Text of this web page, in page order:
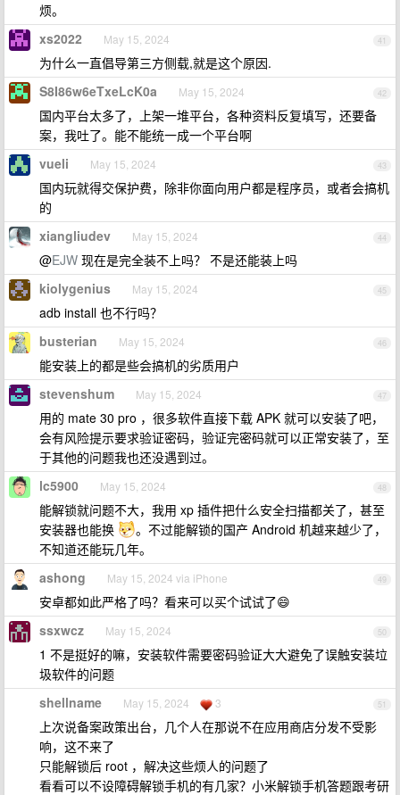
烦。
41
xs2022 May 15, 2024
为什么一直倡导第三方侧载,就是这个原因.
42
S8I86w6eTxeLcK0a May 15, 2024
国内平台太多了，上架一堆平台，各种资料反复填写，还要备
案，我吐了。能不能统一成一个平台啊
43
vueli May 15, 2024
国内玩就得交保护费，除非你面向用户都是程序员，或者会搞机
的
44
xiangliudev May 15, 2024
@EJW 现在是完全装不上吗？ 不是还能装上吗
45
kiolygenius May 15, 2024
adb install 也不行吗？
46
busterian May 15, 2024
能安装上的都是些会搞机的劣质用户
47
stevenshum May 15, 2024
用的 mate 30 pro ，很多软件直接下载 APK 就可以安装了吧，
会有风险提示要求验证密码，验证完密码就可以正常安装了，至
于其他的问题我也还没遇到过。
48
lc5900 May 15, 2024
能解锁就问题不大，我用 xp 插件把什么安全扫描都关了，甚至
安装器也能换
。不过能解锁的国产 Android 机越来越少了，
不知道还能玩几年。
49
ashong May 15, 2024 via iPhone
安卓都如此严格了吗？看来可以买个试试了😄
50
ssxwcz May 15, 2024
1 不是挺好的嘛，安装软件需要密码验证大大避免了误触安装垃
圾软件的问题
51
shellname May 15, 2024 3
上次说备案政策出台，几个人在那说不在应用商店分发不受影
响，这不来了
只能解锁后 root ，解决这些烦人的问题了
看看可以不设障碍解锁手机的有几家？小米解锁手机答题跟考研